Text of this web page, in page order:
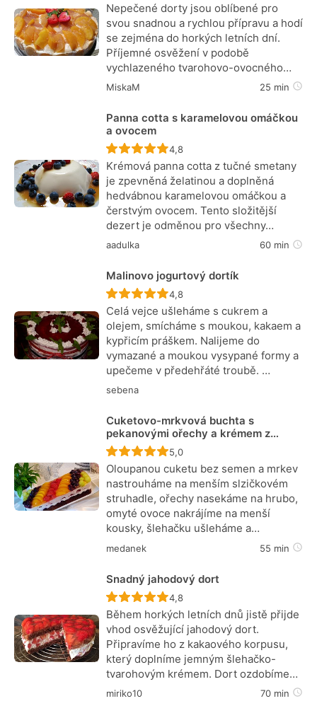
Nepečené dorty jsou oblíbené pro
svou snadnou a rychlou přípravu a hodí
se zejména do horkých letních dní.
Příjemné osvěžení v podobě
vychlazeného tvarohovo-ovocného…
MiskaM 25 min
Panna cotta s karamelovou omáčkou
a ovocem
Recept ještě nebyl hodnocen
4,8
Krémová panna cotta z tučné smetany
je zpevněná želatinou a doplněná
hedvábnou karamelovou omáčkou a
čerstvým ovocem. Tento složitější
dezert je odměnou pro všechny…
aadulka 60 min
Malinovo jogurtový dortík
Recept ještě nebyl hodnocen
4,8
Celá vejce ušleháme s cukrem a
olejem, smícháme s moukou, kakaem a
kypřicím práškem. Nalijeme do
vymazané a moukou vysypané formy a
upečeme v předehřáté troubě. …
sebena
Cuketovo-mrkvová buchta s
pekanovými ořechy a krémem z
mascarpone (2. varianta)Recept ještě nebyl hodnocen
5,0
Oloupanou cuketu bez semen a mrkev
nastrouháme na menším slzičkovém
struhadle, ořechy nasekáme na hrubo,
omyté ovoce nakrájíme na menší
kousky, šlehačku ušleháme a…
medanek 55 min
Snadný jahodový dort
Recept ještě nebyl hodnocen
4,8
Během horkých letních dnů jistě přijde
vhod osvěžující jahodový dort.
Připravíme ho z kakaového korpusu,
který doplníme jemným šlehačko-
tvarohovým krémem. Dort ozdobíme…
miriko10 70 min